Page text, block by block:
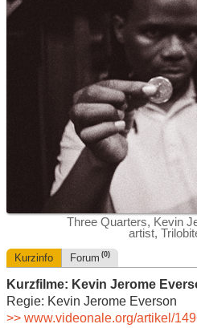
Three Quarters, Kevin
artist,
Kurzinfo Forum (0)
Kurzfilme: Kevin Jerome
Regie: Kevin Jerome Everson
>> www.videonale.org/artikel/